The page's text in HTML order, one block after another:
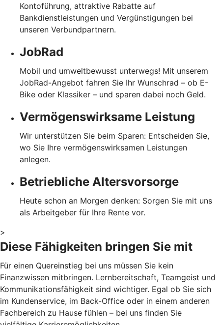
Kontoführung, attraktive Rabatte auf
Bankdienstleistungen und Vergünstigungen bei
unseren Verbundpartnern.
JobRad
Mobil und umweltbewusst unterwegs! Mit unserem
JobRad-Angebot fahren Sie Ihr Wunschrad – ob E-
Bike oder Klassiker – und sparen dabei noch Geld.
Vermögenswirksame Leistung
Wir unterstützen Sie beim Sparen: Entscheiden Sie,
wo Sie Ihre vermögenswirksamen Leistungen
anlegen.
Betriebliche Altersvorsorge
Heute schon an Morgen denken: Sorgen Sie mit uns
als Arbeitgeber für Ihre Rente vor.
>
Diese Fähigkeiten bringen Sie mit
Für einen Quereinstieg bei uns müssen Sie kein
Finanzwissen mitbringen. Lernbereitschaft, Teamgeist und
Kommunikationsfähigkeit sind wichtiger. Egal ob Sie sich
im Kundenservice, im Back-Office oder in einem anderen
Fachbereich zu Hause fühlen – bei uns finden Sie